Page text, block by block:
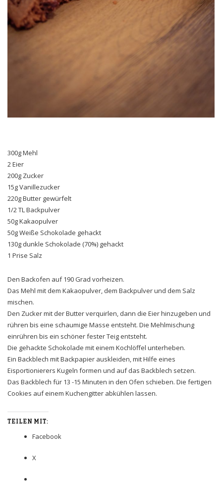
300g Mehl
2 Eier
200g Zucker
15g Vanillezucker
220g Butter gewürfelt
1/2 TL Backpulver
50g Kakaopulver
50g Weiße Schokolade gehackt
130g dunkle Schokolade (70%) gehackt
1 Prise Salz
Den Backofen auf 190 Grad vorheizen.
Das Mehl mit dem Kakaopulver, dem Backpulver und dem Salz
mischen.
Den Zucker mit der Butter verquirlen, dann die Eier hinzugeben und
rühren bis eine schaumige Masse entsteht. Die Mehlmischung
einrühren bis ein schöner fester Teig entsteht.
Die gehackte Schokolade mit einem Kochlöffel unterheben.
Ein Backblech mit Backpapier auskleiden, mit Hilfe eines
Eisportionierers Kugeln formen und auf das Backblech setzen.
Das Backblech für 13 -15 Minuten in den Ofen schieben. Die fertigen
Cookies auf einem Kuchengitter abkühlen lassen.
TEILEN MIT:
Facebook
X